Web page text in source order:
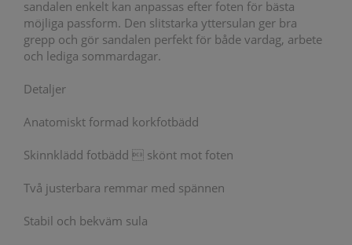
sandalen enkelt kan anpassas efter foten för bästa
möjliga passform. Den slitstarka yttersulan ger bra
grepp och gör sandalen perfekt för både vardag, arbete
och lediga sommardagar.
Detaljer
Anatomiskt formad korkfotbädd
Skinnklädd fotbädd  skönt mot foten
Två justerbara remmar med spännen
Stabil och bekväm sula